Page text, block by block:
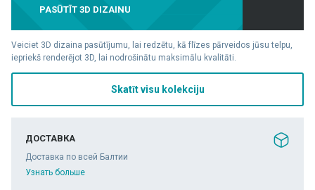
PASŪTĪT 3D DIZAINU
Veiciet 3D dizaina pasūtījumu, lai redzētu, kā flīzes pārveidos jūsu telpu,
iepriekš renderējot 3D, lai nodrošinātu maksimālu kvalitāti.
Skatīt visu kolekciju
ДОСТАВКА
Доставка по всей Балтии
Узнать больше